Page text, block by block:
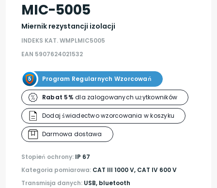
MIC-5005
Miernik rezystancji izolacji
INDEKS KAT. WMPLMIC5005
EAN 5907624021532
Program Regularnych Wzorcowań
Rabat 5% dla zalogowanych użytkowników
Dodaj świadectwo wzorcowania w koszyku
Darmowa dostawa
Stopień ochrony: IP 67
Kategoria pomiarowa: CAT III 1000 V, CAT IV 600 V
Transmisja danych: USB, bluetooth